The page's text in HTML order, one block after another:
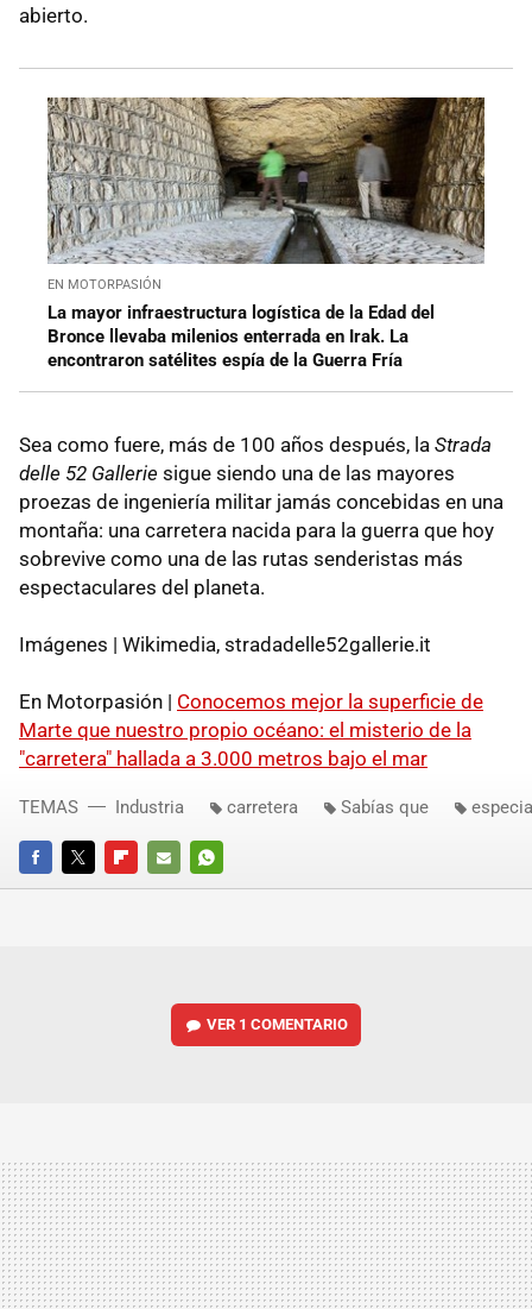
abierto.
EN MOTORPASIÓN
La mayor infraestructura logística de la Edad del
Bronce llevaba milenios enterrada en Irak. La
encontraron satélites espía de la Guerra Fría
Sea como fuere, más de 100 años después, la Strada
delle 52 Gallerie sigue siendo una de las mayores
proezas de ingeniería militar jamás concebidas en una
montaña: una carretera nacida para la guerra que hoy
sobrevive como una de las rutas senderistas más
espectaculares del planeta.
Imágenes | Wikimedia, stradadelle52gallerie.it
En Motorpasión | Conocemos mejor la superficie de
Marte que nuestro propio océano: el misterio de la
"carretera" hallada a 3.000 metros bajo el mar
FACEBOOKTWITTERFLIPBOARD
E-
WHATSAPP
TEMAS Industria carretera Sabías que
VER 1 COMENTARIO